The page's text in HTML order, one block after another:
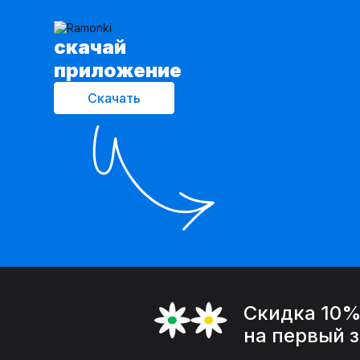
cкачай
приложение
Скачать
Скидка 10%
на первый